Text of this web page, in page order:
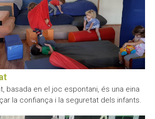
basada en el joc espontani, és una eina
la confiança i la seguretat dels infants.